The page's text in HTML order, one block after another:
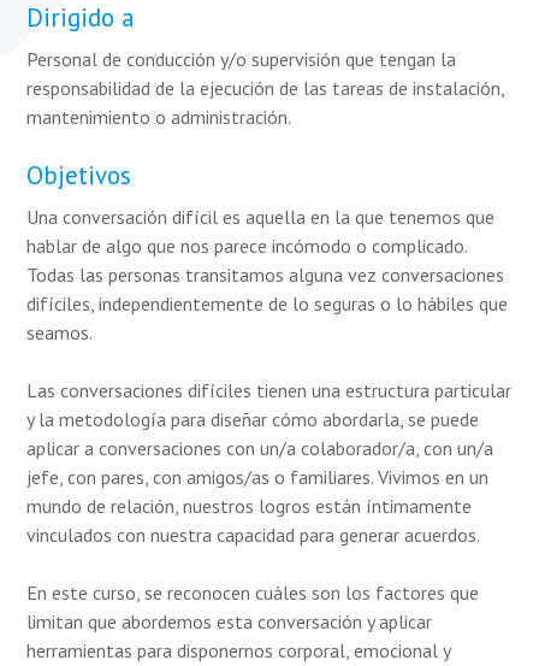
Dirigido a
Personal de conducción y/o supervisión que tengan la
responsabilidad de la ejecución de las tareas de instalación,
mantenimiento o administración.
Objetivos
Una conversación difícil es aquella en la que tenemos que
hablar de algo que nos parece incómodo o complicado.
Todas las personas transitamos alguna vez conversaciones
difíciles, independientemente de lo seguras o lo hábiles que
seamos.
Las conversaciones difíciles tienen una estructura particular
y la metodología para diseñar cómo abordarla, se puede
aplicar a conversaciones con un/a colaborador/a, con un/a
jefe, con pares, con amigos/as o familiares. Vivimos en un
mundo de relación, nuestros logros están íntimamente
vinculados con nuestra capacidad para generar acuerdos.
En este curso, se reconocen cuáles son los factores que
limitan que abordemos esta conversación y aplicar
herramientas para disponernos corporal, emocional y